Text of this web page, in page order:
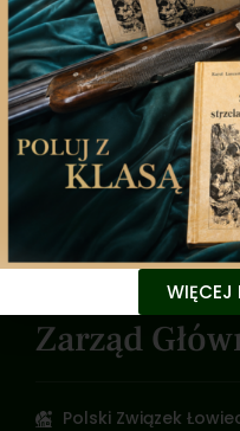
Stanowisko
projektu ustawy
Przedstawiamy
Łowieckiej w sprawie
Zarząd
Polski Związek
WIĘCEJ